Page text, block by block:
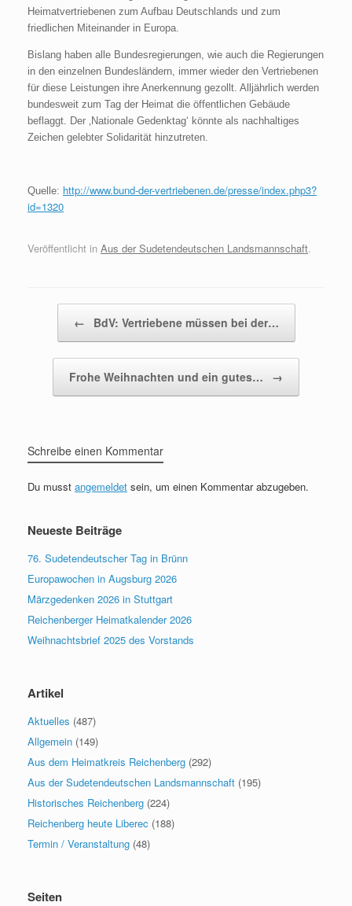
Heimatvertriebenen zum Aufbau Deutschlands und zum
friedlichen Miteinander in Europa.
Bislang haben alle Bundesregierungen, wie auch die Regierungen
in den einzelnen Bundesländern, immer wieder den Vertriebenen
für diese Leistungen ihre Anerkennung gezollt. Alljährlich werden
bundesweit zum Tag der Heimat die öffentlichen Gebäude
beflaggt. Der ‚Nationale Gedenktag‘ könnte als nachhaltiges
Zeichen gelebter Solidarität hinzutreten.
Quelle: http://www.bund-der-vertriebenen.de/presse/index.php3?
id=1320
Veröffentlicht in Aus der Sudetendeutschen Landsmannschaft.
← BdV: Vertriebene müssen bei der…
Frohe Weihnachten und ein gutes… →
Schreibe einen Kommentar
Du musst angemeldet sein, um einen Kommentar abzugeben.
Neueste Beiträge
76. Sudetendeutscher Tag in Brünn
Europawochen in Augsburg 2026
Märzgedenken 2026 in Stuttgart
Reichenberger Heimatkalender 2026
Weihnachtsbrief 2025 des Vorstands
Artikel
Aktuelles (487)
Allgemein (149)
Aus dem Heimatkreis Reichenberg (292)
Aus der Sudetendeutschen Landsmannschaft (195)
Historisches Reichenberg (224)
Reichenberg heute Liberec (188)
Termin / Veranstaltung (48)
Seiten